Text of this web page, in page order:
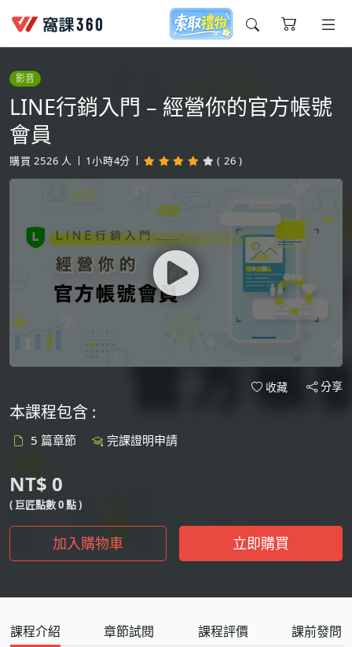
今天想要學什麼?
影音
LINE行銷入門 – 經營你的官方帳號
會員
購買 2526 人 1小時4分 ( 26 )
收藏 分享
本課程包含 :
5 篇章節 完課證明申請
NT$ 0
( 巨匠點數 0 點 )
加入購物車 立即購買
課程介紹 章節試閱 課程評價 課前發問